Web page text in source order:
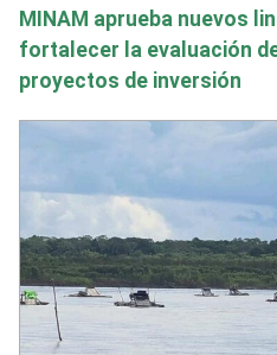
MINAM aprueba nuevos
fortalecer la evaluación
proyectos de inversión